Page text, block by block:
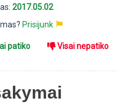
2017.05.02
Prisijunk
patiko Visai nepatiko